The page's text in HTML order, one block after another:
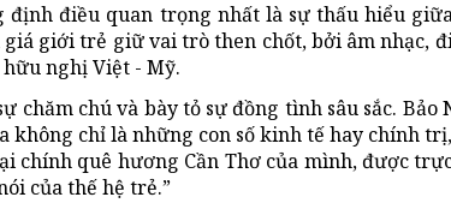
điều quan trọng nhất là sự thấu hiểu
giới trẻ giữ vai trò then chốt, bởi âm nhạc,
nghị Việt - Mỹ.
chú và bày tỏ sự đồng tình sâu sắc. Bảo
chỉ là những con số kinh tế hay chính
chính quê hương Cần Thơ của mình, được
của thế hệ trẻ.”